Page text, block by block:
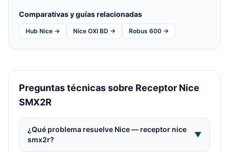
Comparativas y guías relacionadas
Hub Nice → Nice OXI BD → Robus 600 →
Preguntas técnicas sobre Receptor Nice
SMX2R
¿Qué problema resuelve Nice — receptor nice
smx2r?
▼